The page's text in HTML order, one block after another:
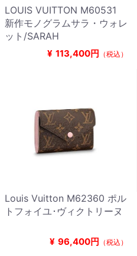
LOUIS VUITTON M60531
新作モノグラムサラ・ウォレ
ット/SARAH
¥ 113,400円 （税込）
Louis Vuitton M62360 ポル
トフォイユ･ヴィクトリーヌ
¥ 96,400円 （税込）